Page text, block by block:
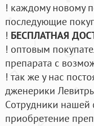
! каждому новому
последующие
! БЕСПЛАТНАЯ
! оптовым
препарата с
! так же у нас
дженерики
Cотрудники нашей
приобретение